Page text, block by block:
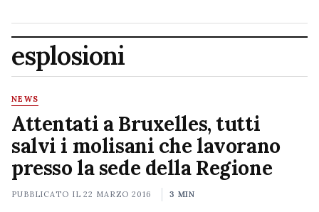
esplosioni
NEWS
Attentati a Bruxelles, tutti
salvi i molisani che lavorano
presso la sede della Regione
PUBBLICATO IL22 MARZO 2016 3 MIN